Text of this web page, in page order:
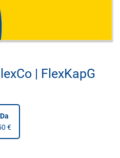
| FlexKapG
€